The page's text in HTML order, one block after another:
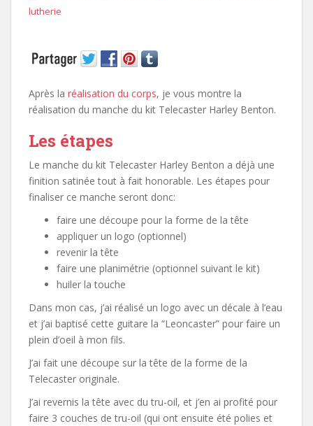
lutherie
Après la réalisation du corps, je vous montre la
réalisation du manche du kit Telecaster Harley Benton.
Les étapes
Le manche du kit Telecaster Harley Benton a déjà une
finition satinée tout à fait honorable. Les étapes pour
finaliser ce manche seront donc:
faire une découpe pour la forme de la tête
appliquer un logo (optionnel)
revenir la tête
faire une planimétrie (optionnel suivant le kit)
huiler la touche
Dans mon cas, j’ai réalisé un logo avec un décale à l’eau
et j’ai baptisé cette guitare la “Leoncaster” pour faire un
plein d’oeil à mon fils.
J’ai fait une découpe sur la tête de la forme de la
Telecaster originale.
J’ai revernis la tête avec du tru-oil, et j’en ai profité pour
faire 3 couches de tru-oil (qui ont ensuite été polies et